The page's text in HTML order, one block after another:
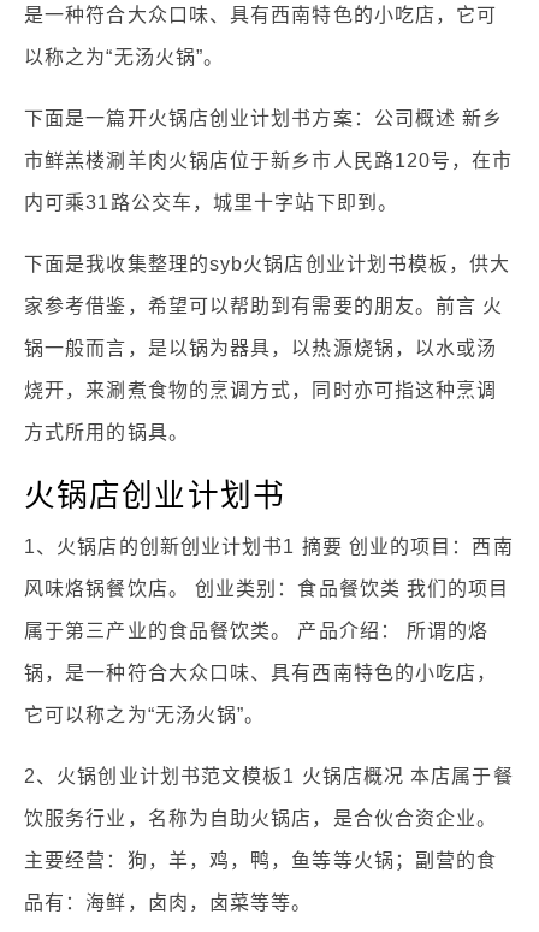
是一种符合大众口味、具有西南特色的小吃店，它可
以称之为“无汤火锅”。
下面是一篇开火锅店创业计划书方案：公司概述 新乡
市鲜羔楼涮羊肉火锅店位于新乡市人民路120号，在市
内可乘31路公交车，城里十字站下即到。
下面是我收集整理的syb火锅店创业计划书模板，供大
家参考借鉴，希望可以帮助到有需要的朋友。前言 火
锅一般而言，是以锅为器具，以热源烧锅，以水或汤
烧开，来涮煮食物的烹调方式，同时亦可指这种烹调
方式所用的锅具。
火锅店创业计划书
1、火锅店的创新创业计划书1 摘要 创业的项目：西南
风味烙锅餐饮店。 创业类别：食品餐饮类 我们的项目
属于第三产业的食品餐饮类。 产品介绍： 所谓的烙
锅，是一种符合大众口味、具有西南特色的小吃店，
它可以称之为“无汤火锅”。
2、火锅创业计划书范文模板1 火锅店概况 本店属于餐
饮服务行业，名称为自助火锅店，是合伙合资企业。
主要经营：狗，羊，鸡，鸭，鱼等等火锅；副营的食
品有：海鲜，卤肉，卤菜等等。